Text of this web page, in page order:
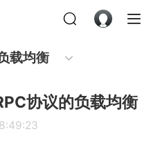
载均衡
协议的负载均衡